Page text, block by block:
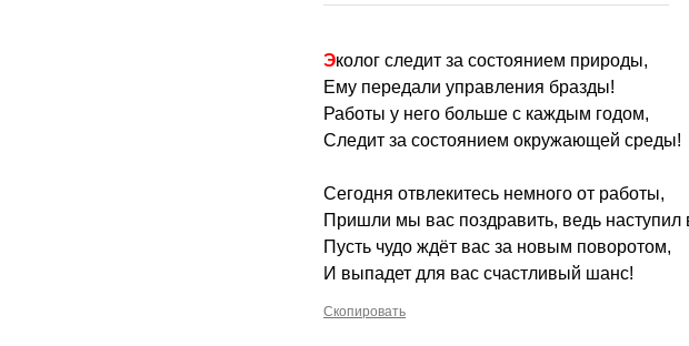
Эколог следит за состоянием природы,
Ему передали управления бразды!
Работы у него больше с каждым годом,
Следит за состоянием окружающей среды!
Сегодня отвлекитесь немного от работы,
Пришли мы вас поздравить, ведь наступил
Пусть чудо ждёт вас за новым поворотом,
И выпадет для вас счастливый шанс!
Скопировать